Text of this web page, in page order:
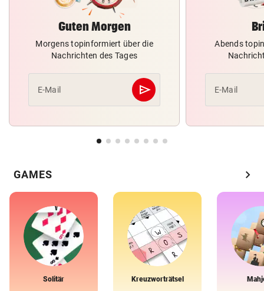
Guten Morgen
Morgens topinformiert über die
Nachrichten des Tages
E-Mail send
Abschicken
Abends
E-Mail
GAMES chevron_right
Solitär Kreuzworträtsel